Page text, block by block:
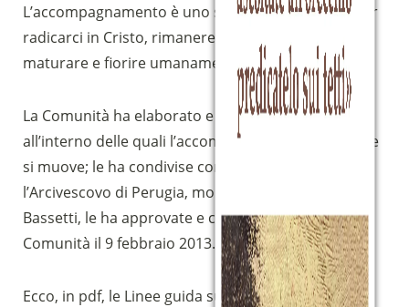
L’accompagnamento è uno strumento prezioso per
radicarci in Cristo, rimanere fedeli alla chiamata,
maturare e fiorire umanamente e spiritualmente.
La Comunità ha elaborato e definito le linee guida
all’interno delle quali l’accompagnamento spirituale
si muove; le ha condivise con la Chiesa e
l’Arcivescovo di Perugia, monsignor Gualtiero
Bassetti, le ha approvate e consegnate alla
Comunità il 9 febbraio 2013.
Ecco, in pdf, le Linee guida sull’accompagnamento
Sostieni la Comunità Magnificat
Fai una donazione sul nostro conto
bancario
IBAN: IT49S0200803039000102071988
(clicca per copiare)